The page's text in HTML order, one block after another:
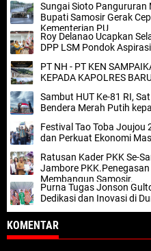
Sungai Sioto Pangururan
Bupati Samosir Gerak
Kementerian PU
Roy Delanao Ucapkan
DPP LSM Pondok
PT NH - PT KEN
KEPADA KAPOLRES
Sambut HUT Ke-81 RI,
Bendera Merah Putih
Festival Tao Toba Joujou
dan Perkuat Ekonomi
Ratusan Kader PKK Se-
Jambore
Membangun Samosir.
Purna Tugas Jonson
Dedikasi dan Inovasi di
KOMENTAR